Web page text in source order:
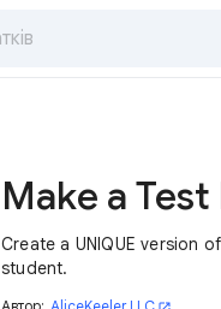
Create a UNIQUE version
student.